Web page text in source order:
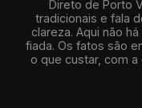
Direto de Porto
tradicionais e fala
clareza. Aqui não
fiada. Os fatos são
o que custar, com